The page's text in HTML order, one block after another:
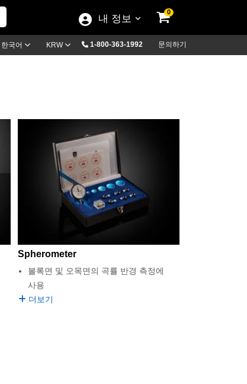
내 정보
0
한국어 KRW 1-800-363-1992 문의하기
Spherometer
볼록면 및 오목면의 곡률 반경 측정에
사용
더보기